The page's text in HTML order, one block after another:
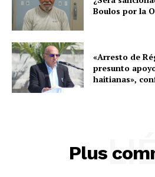
Boulos por la
«Arresto de
presunto
haitianas»,
Plus